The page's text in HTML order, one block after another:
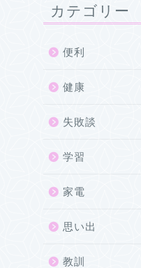
カテゴリー
便利
健康
失敗談
学習
家電
思い出
教訓